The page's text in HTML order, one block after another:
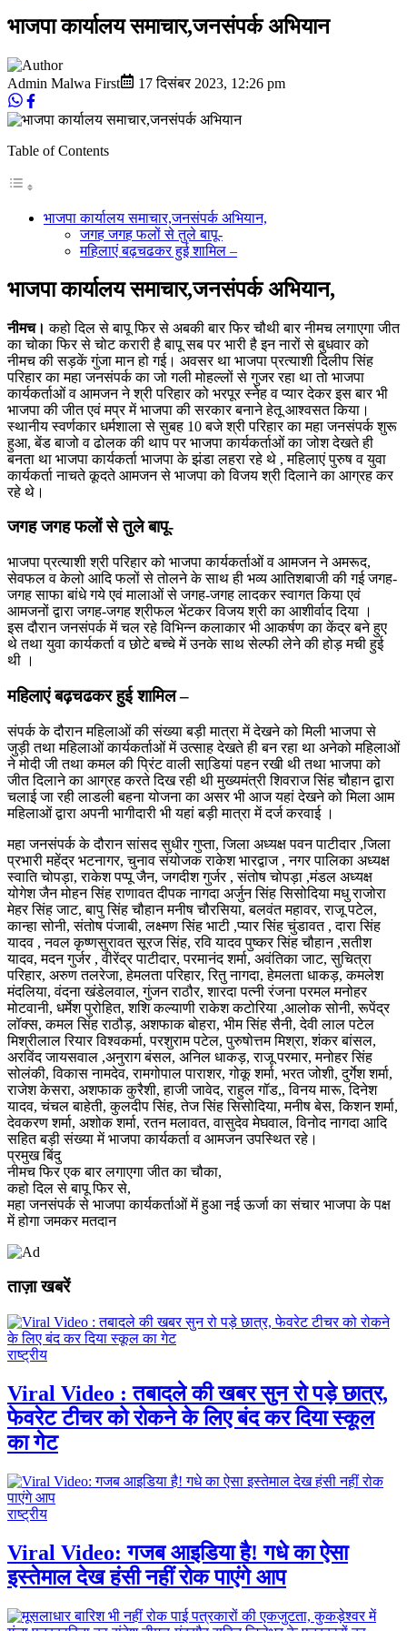
भाजपा कार्यालय समाचार,जनसंपर्क अभियान
Admin Malwa First 17 दिसंबर 2023, 12:26 pm
Table of Contents
भाजपा कार्यालय समाचार,जनसंपर्क अभियान,
जगह जगह फलों से तुले बापू-
महिलाएं बढ़चढकर हुई शामिल –
भाजपा कार्यालय समाचार,जनसंपर्क अभियान,
नीमच। कहो दिल से बापू फिर से अबकी बार फिर चौथी बार नीमच लगाएगा जीत
का चोका फिर से चोट करारी है बापू सब पर भारी है इन नारों से बुधवार को
नीमच की सड़कें गुंजा मान हो गई। अवसर था भाजपा प्रत्याशी दिलीप सिंह
परिहार का महा जनसंपर्क का जो गली मोहल्लों से गुजर रहा था तो भाजपा
कार्यकर्ताओं व आमजन ने श्री परिहार को भरपूर स्नेह व प्यार देकर इस बार भी
भाजपा की जीत एवं मप्र में भाजपा की सरकार बनाने हेतू आश्वसत किया।
स्थानीय स्वर्णकार धर्मशाला से सुबह 10 बजे श्री परिहार का महा जनसंपर्क शुरू
हुआ, बेंड बाजो व ढोलक की थाप पर भाजपा कार्यकर्ताओं का जोश देखते ही
बनता था भाजपा कार्यकर्ता भाजपा के झंडा लहरा रहे थे , महिलाएं पुरुष व युवा
कार्यकर्ता नाचते कूदते आमजन से भाजपा को विजय श्री दिलाने का आग्रह कर
रहे थे।
जगह जगह फलों से तुले बापू-
भाजपा प्रत्याशी श्री परिहार को भाजपा कार्यकर्ताओं व आमजन ने अमरूद,
सेवफल व केलो आदि फलों से तोलने के साथ ही भव्य आतिशबाजी की गई जगह-
जगह साफा बांधे गये एवं मालाओं से जगह-जगह लादकर स्वागत किया एवं
आमजनों द्वारा जगह-जगह श्रीफल भेंटकर विजय श्री का आशीर्वाद दिया ।
इस दौरान जनसंपर्क में चल रहे विभिन्न कलाकार भी आकर्षण का केंद्र बने हुए
थे तथा युवा कार्यकर्ता व छोटे बच्चे में उनके साथ सेल्फी लेने की होड़ मची हुई
थी ।
महिलाएं बढ़चढकर हुई शामिल –
संपर्क के दौरान महिलाओं की संख्या बड़ी मात्रा में देखने को मिली भाजपा से
जुड़ी तथा महिलाओं कार्यकर्ताओं में उत्साह देखते ही बन रहा था अनेको महिलाओं
ने मोदी जी तथा कमल की प्रिंट वाली साडि़यां पहन रखी थी तथा भाजपा को
जीत दिलाने का आग्रह करते दिख रही थी मुख्यमंत्री शिवराज सिंह चौहान द्वारा
चलाई जा रही लाडली बहना योजना का असर भी आज यहां देखने को मिला आम
महिलाओं द्वारा अपनी भागीदारी भी यहां बड़ी मात्रा में दर्ज करवाई ।
महा जनसंपर्क के दौरान सांसद सुधीर गुप्ता, जिला अध्यक्ष पवन पाटीदार ,जिला
प्रभारी महेंद्र भटनागर, चुनाव संयोजक राकेश भारद्वाज , नगर पालिका अध्यक्ष
स्वाति चोपड़ा, राकेश पप्पू जैन, जगदीश गुर्जर , संतोष चोपड़ा ,मंडल अध्यक्ष
योगेश जैन मोहन सिंह राणावत दीपक नागदा अर्जुन सिंह सिसोदिया मधु राजोरा
मेहर सिंह जाट, बापु सिंह चौहान मनीष चौरसिया, बलवंत महावर, राजू पटेल,
कान्हा सोनी, संतोष पंजाबी, लक्ष्मण सिंह भाटी ,प्यार सिंह चुंडावत , दारा सिंह
यादव , नवल कृष्णसुरावत सूरज सिंह, रवि यादव पुष्कर सिंह चौहान ,सतीश
यादव, मदन गुर्जर , वीरेंद्र पाटीदार, परमानंद शर्मा, अवंतिका जाट, सुचित्रा
परिहार, अरुण तलरेजा, हेमलता परिहार, रितु नागदा, हेमलता धाकड़, कमलेश
मंदलिया, वंदना खंडेलवाल, गुंजन राठौर, शारदा पत्नी रंजना परमल मनोहर
मोटवानी, धर्मेश पुरोहित, शशि कल्याणी राकेश कटोरिया ,आलोक सोनी, रूपेंद्र
लॉक्स, कमल सिंह राठौड़, अशफाक बोहरा, भीम सिंह सैनी, देवी लाल पटेल
मिश्रीलाल रियार विश्वकर्मा, परशुराम पटेल, पुरुषोत्तम मिश्रा, शंकर बांसल,
अरविंद जायसवाल ,अनुराग बंसल, अनिल धाकड़, राजू परमार, मनोहर सिंह
सोलंकी, विकास नामदेव, रामगोपाल पाराशर, गोकू शर्मा, भरत जोशी, दुर्गेश शर्मा,
राजेश केसरा, अशफाक कुरैशी, हाजी जावेद, राहुल गॉड,, विनय मारू, दिनेश
यादव, चंचल बाहेती, कुलदीप सिंह, तेज सिंह सिसोदिया, मनीष बेस, किशन शर्मा,
देवकरण शर्मा, अशोक शर्मा, रतन मलावत, वासुदेव मेघवाल, विनोद नागदा आदि
सहित बड़ी संख्या में भाजपा कार्यकर्ता व आमजन उपस्थित रहे।
प्रमुख बिंदु
नीमच फिर एक बार लगाएगा जीत का चौका,
कहो दिल से बापू फिर से,
महा जनसंपर्क से भाजपा कार्यकर्ताओं में हुआ नई ऊर्जा का संचार भाजपा के पक्ष
में होगा जमकर मतदान
ताज़ा खबरें
राष्ट्रीय
Viral Video : तबादले की खबर सुन रो पड़े छात्र,
फेवरेट टीचर को रोकने के लिए बंद कर दिया स्कूल
का गेट
राष्ट्रीय
Viral Video: गजब आइडिया है! गधे का ऐसा
इस्तेमाल देख हंसी नहीं रोक पाएंगे आप